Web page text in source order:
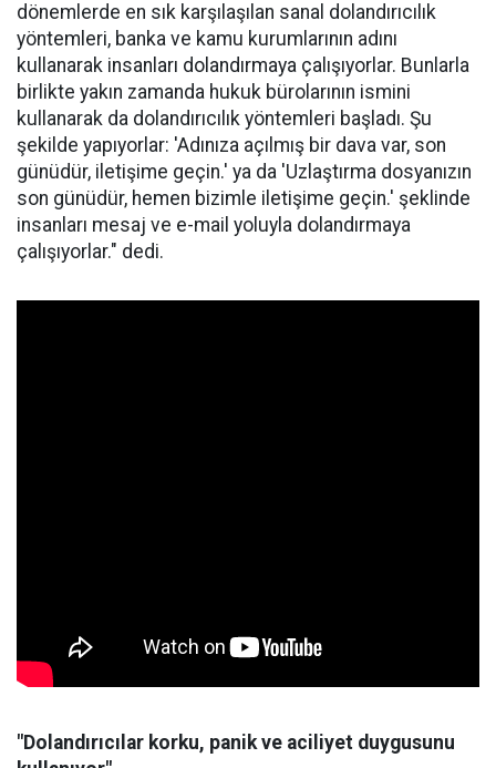
dönemlerde en sık karşılaşılan sanal dolandırıcılık
yöntemleri, banka ve kamu kurumlarının adını
kullanarak insanları dolandırmaya çalışıyorlar. Bunlarla
birlikte yakın zamanda hukuk bürolarının ismini
kullanarak da dolandırıcılık yöntemleri başladı. Şu
şekilde yapıyorlar: 'Adınıza açılmış bir dava var, son
günüdür, iletişime geçin.' ya da 'Uzlaştırma dosyanızın
son günüdür, hemen bizimle iletişime geçin.' şeklinde
insanları mesaj ve e-mail yoluyla dolandırmaya
çalışıyorlar." dedi.
"Dolandırıcılar korku, panik ve aciliyet duygusunu